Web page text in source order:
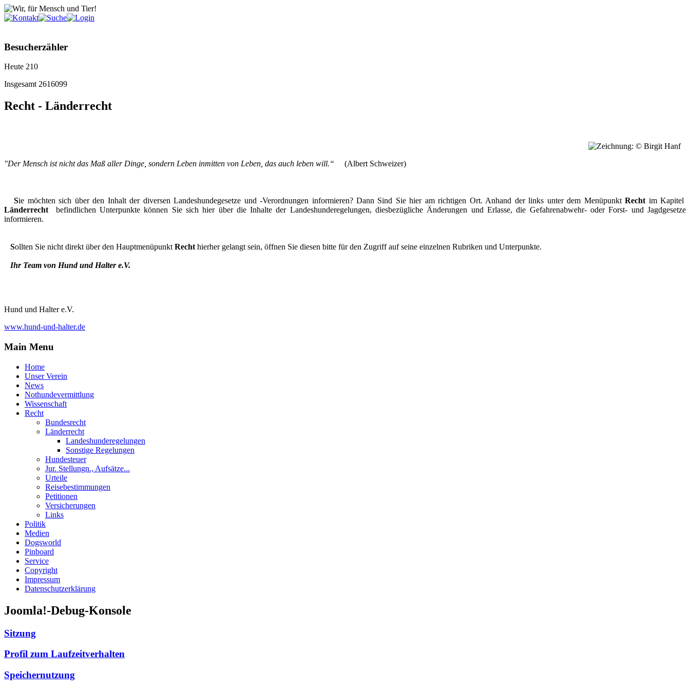
Besucherzähler
Heute 210
Insgesamt2616099
Recht - Länderrecht
"Der Mensch ist nicht das Maß aller Dinge, sondern Leben inmitten von Leben, das auch leben will.“ (Albert Schweizer)
Sie möchten sich über den Inhalt der diversen Landeshundegesetze und -Verordnungen informieren? Dann Sind Sie hier am richtigen Ort. Anhand der links unter dem MenüpunktRecht im Kapitel
Länderrecht befindlichen Unterpunkte können Sie sich hier über die Inhalte der Landeshunderegelungen, diesbezügliche Änderungen und Erlasse, die Gefahrenabwehr- oder Forst- und Jagdgesetze
informieren.
Sollten Sie nicht direkt über den Hauptmenüpunkt Recht hierher gelangt sein, öffnen Sie diesen bitte für den Zugriff auf seine einzelnen Rubriken und Unterpunkte.
Ihr Team von Hund und Halter e.V.
Hund und Halter e.V.
www.hund-und-halter.de
Main Menu
Home
Unser Verein
News
Nothundevermittlung
Wissenschaft
Recht
Bundesrecht
Länderrecht
Landeshunderegelungen
Sonstige Regelungen
Hundesteuer
Jur. Stellungn., Aufsätze...
Urteile
Reisebestimmungen
Petitionen
Versicherungen
Links
Politik
Medien
Dogsworld
Pinboard
Service
Copyright
Impressum
Datenschutzerklärung
Joomla!-Debug-Konsole
Sitzung
Profil zum Laufzeitverhalten
Speichernutzung